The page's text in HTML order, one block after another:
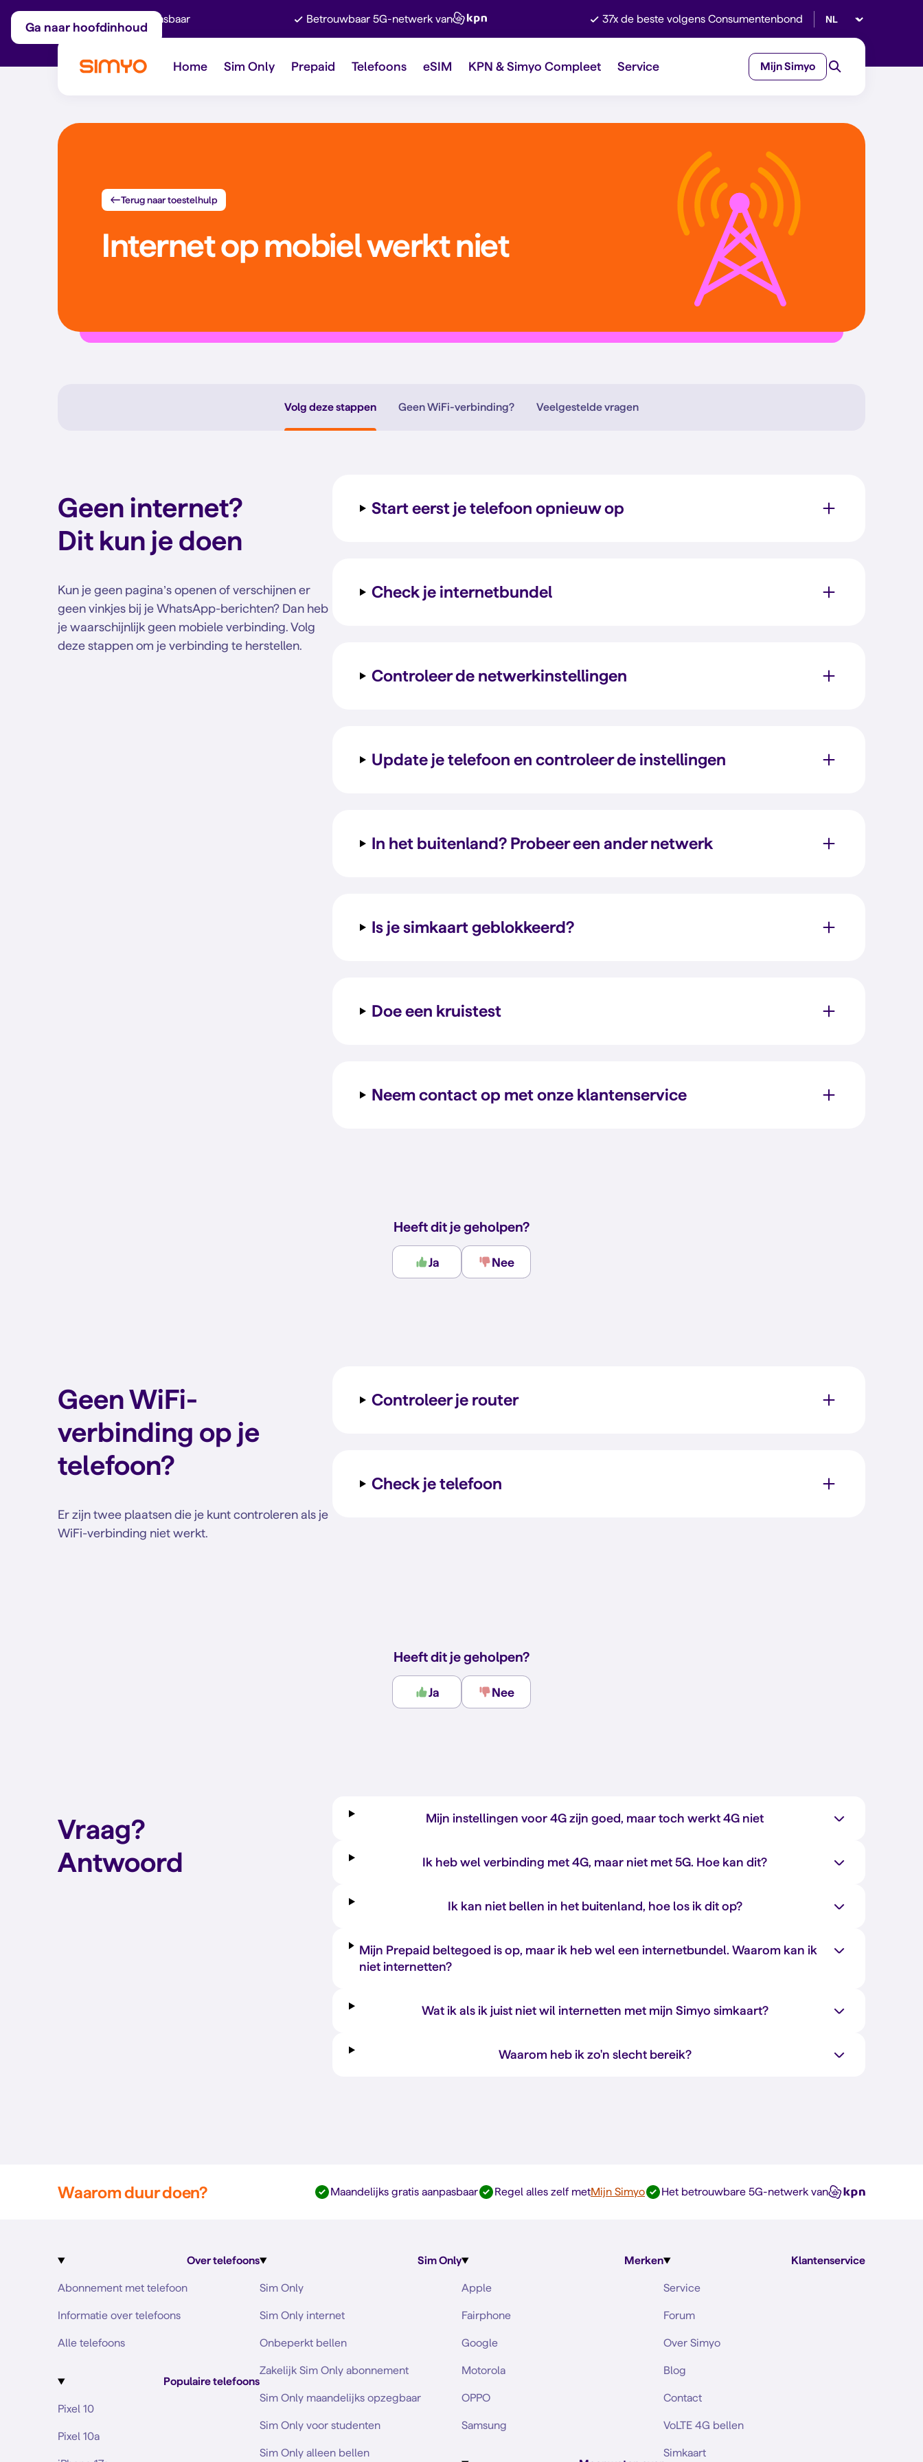
Ga naar hoofdinhoud
Maandelijks aanpasbaar Betrouwbaar 5G-netwerk van 37x de beste volgens Consumentenbond Selecteer taal
Home Sim Only Prepaid Telefoons eSIM KPN & Simyo Compleet Service Mijn Simyo
Terug naar toestelhulp
Internet op mobiel werkt niet
Volg deze stappen Geen WiFi-verbinding? Veelgestelde vragen
Geen internet?
Dit kun je doen
Kun je geen pagina’s openen of verschijnen er
geen vinkjes bij je WhatsApp-berichten? Dan heb
je waarschijnlijk geen mobiele verbinding. Volg
deze stappen om je verbinding te herstellen.
Start eerst je telefoon opnieuw op
Check je internetbundel
Controleer de netwerkinstellingen
Update je telefoon en controleer de instellingen
In het buitenland? Probeer een ander netwerk
Is je simkaart geblokkeerd?
Doe een kruistest
Neem contact op met onze klantenservice
Heeft dit je geholpen?
Ja Nee
Geen WiFi-
verbinding op je
telefoon?
Er zijn twee plaatsen die je kunt controleren als je
WiFi-verbinding niet werkt.
Controleer je router
Check je telefoon
Heeft dit je geholpen?
Ja Nee
Vraag?
Antwoord
Mijn instellingen voor 4G zijn goed, maar toch werkt 4G niet
Ik heb wel verbinding met 4G, maar niet met 5G. Hoe kan dit?
Ik kan niet bellen in het buitenland, hoe los ik dit op?
Mijn Prepaid beltegoed is op, maar ik heb wel een internetbundel. Waarom kan ik
niet internetten?
Wat ik als ik juist niet wil internetten met mijn Simyo simkaart?
Waarom heb ik zo'n slecht bereik?
Waarom duur doen? Maandelijks gratis aanpasbaar Regel alles zelf metMijn Simyo Het betrouwbare 5G-netwerk van
Over telefoons
Abonnement met telefoon
Informatie over telefoons
Alle telefoons
Populaire telefoons
Pixel 10
Pixel 10a
Sim Only
Sim Only
Sim Only internet
Onbeperkt bellen
Zakelijk Sim Only abonnement
Sim Only maandelijks opzegbaar
Sim Only voor studenten
Sim Only alleen bellen
Merken
Apple
Fairphone
Google
Motorola
OPPO
Samsung
Klantenservice
Service
Forum
Over Simyo
Blog
Contact
VoLTE 4G bellen
Simkaart